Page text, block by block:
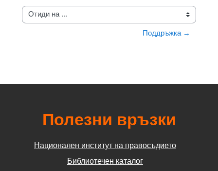
Отиди на ...
Поддръжка →
Полезни връзки
Национален институт на правосъдието
Библиотечен каталог